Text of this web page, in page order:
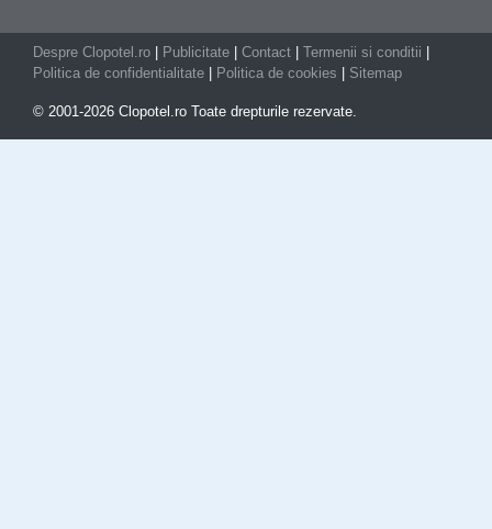
Despre Clopotel.ro Publicitate Contact Termenii si conditii
Politica de confidentialitate
Politica de cookies Sitemap
© 2001-2026 Clopotel.ro Toate drepturile rezervate.